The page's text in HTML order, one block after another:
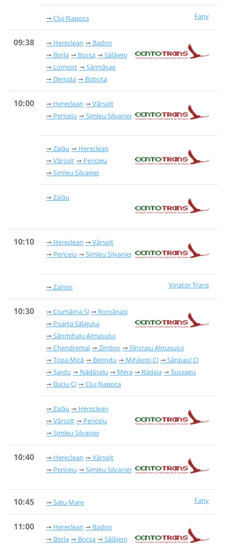
Fany
Cluj Napoca
09:38 Hereclean
Badon
Borla
Bocșa
Sălăjeni
Lompirt
Șărmășag
Derșida
Bobota
10:00 Hereclean
Vârșolț
Periceiu
Șimleu Silvaniei
Zalău
Hereclean
Vârșolț
Periceiu
Șimleu Silvaniei
Zalău
10:10 Hereclean
Vârșolț
Periceiu
Șimleu Silvaniei
Vinator Trans
Zalnoc
10:30 Ciumărna SJ
Românași
Poarta Sălajului
Sânmihaiu Almașului
Chendremal
Zimbor
Sîncraiu Almașului
Topa Mică
Berindu Mihăești CJ
Sânpaul CJ
Șardu
Nădășelu Mera Rădaia
Suceagu
Baciu CJ
Cluj Napoca
Zalău
Hereclean
Vârșolț
Periceiu
Șimleu Silvaniei
10:40 Hereclean
Vârșolț
Periceiu
Șimleu Silvaniei
10:45 Fany
Satu Mare
11:00 Hereclean
Badon
Borla
Bocșa Sălăjeni